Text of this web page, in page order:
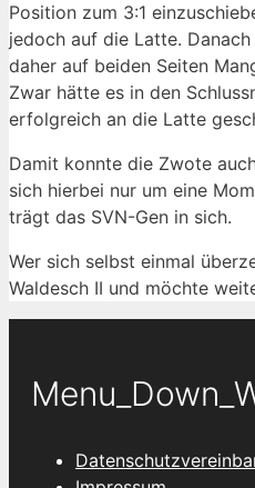
Position zum 3:1
jedoch auf die Latte.
daher auf beiden Seiten
Zwar hätte es in den
erfolgreich an die Latte
Damit konnte die Zwote
sich hierbei nur um eine
trägt das SVN-Gen in sich.
Wer sich selbst einmal
Waldesch II und möchte